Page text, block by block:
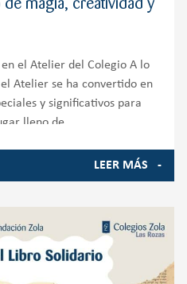
de magia, creatividad y
el Atelier del Colegio A lo
Atelier se ha convertido en
y significativos para
lleno de
LEER MÁS